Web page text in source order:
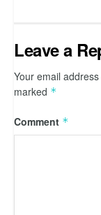
Leave a
Your email
marked *
Comment *